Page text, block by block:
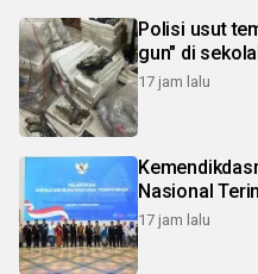
Polisi usut
gun" di
17 jam lalu
Nasional
17 jam lalu